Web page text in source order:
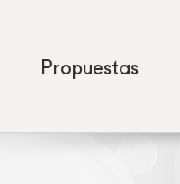
Propuestas